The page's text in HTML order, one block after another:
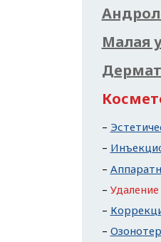
Малая